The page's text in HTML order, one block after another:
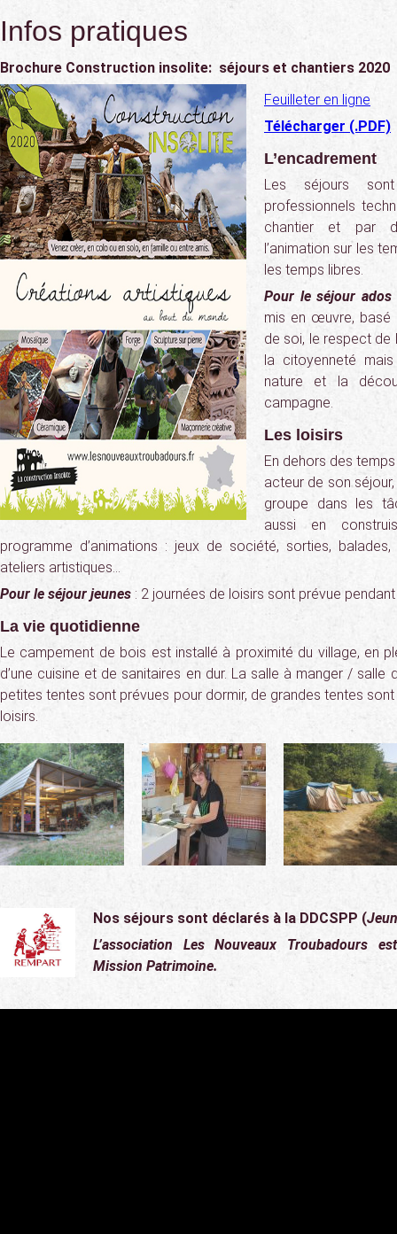
Infos pratiques
Brochure Construction insolite: séjours et chantiers 2020
Feuilleter en ligne
Télécharger (.PDF)
L’encadrement
Les séjours
professionnels
chantier et par
l’animation sur les
les temps libres.
Pour le séjour ados
mis en œuvre, basé
de soi, le respect de
la citoyenneté
nature et la
campagne.
Les loisirs
En dehors des
acteur de son
groupe dans les
aussi en
programme d’animations : jeux de société, sorties, balades,
ateliers artistiques…
Pour le séjour jeunes : 2 journées de loisirs sont prévue
La vie quotidienne
Le campement de bois est installé à proximité du village, en
d’une cuisine et de sanitaires en dur. La salle à manger / salle
petites tentes sont prévues pour dormir, de grandes tentes
loisirs.
Nos séjours sont déclarés à la DDCSPP (
L’association Les Nouveaux Troubadours
Mission Patrimoine.